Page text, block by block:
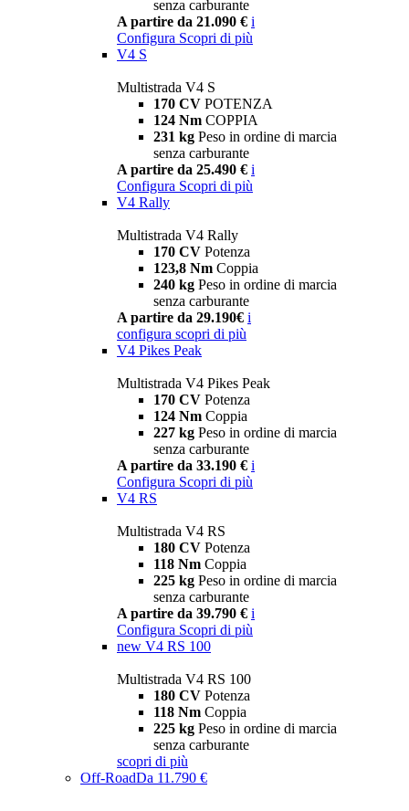
senza carburante
A partire da 21.090 € i
Configura Scopri di più
V4 S
Multistrada V4 S
170 CV POTENZA
124 Nm COPPIA
231 kg Peso in ordine di marcia
senza carburante
A partire da 25.490 € i
Configura Scopri di più
V4 Rally
Multistrada V4 Rally
170 CV Potenza
123,8 Nm Coppia
240 kg Peso in ordine di marcia
senza carburante
A partire da 29.190€ i
configura scopri di più
V4 Pikes Peak
Multistrada V4 Pikes Peak
170 CV Potenza
124 Nm Coppia
227 kg Peso in ordine di marcia
senza carburante
A partire da 33.190 € i
Configura Scopri di più
V4 RS
Multistrada V4 RS
180 CV Potenza
118 Nm Coppia
225 kg Peso in ordine di marcia
senza carburante
A partire da 39.790 € i
Configura Scopri di più
new V4 RS 100
Multistrada V4 RS 100
180 CV Potenza
118 Nm Coppia
225 kg Peso in ordine di marcia
senza carburante
scopri di più
Off-RoadDa 11.790 €